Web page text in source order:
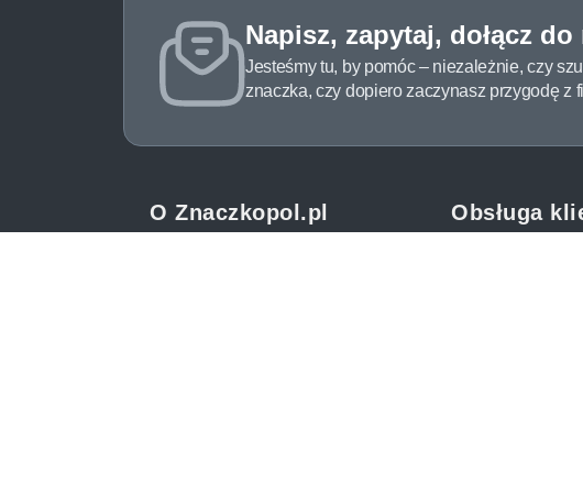
Napisz, zapytaj, dołącz
Jesteśmy tu, by pomóc – niezależnie, czy
znaczka, czy dopiero zaczynasz przygodę z
O Znaczkopol.pl Obsługa